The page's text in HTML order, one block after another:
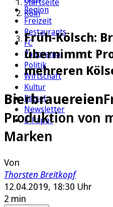
Region
Freizeit
Restaurants
FC
Panorama
Politik
Wirtschaft
Kultur
Rätsel
Newsletter
E-Paper
Köln
Früh-Kölsch:
übernimmt
mehreren
Bierbrauereien
Produktion von
Marken
Von
Thorsten Breitkopf
12.04.2019, 18:30 Uhr
2 min